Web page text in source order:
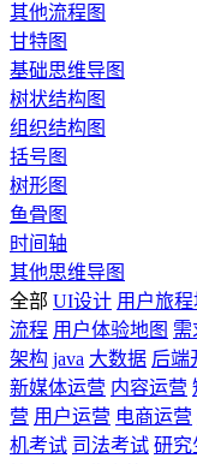
其他流程图
甘特图
基础思维导图
树状结构图
组织结构图
括号图
树形图
鱼骨图
时间轴
其他思维导图
全部 UI设计 用户旅程
流程 用户体验地图 需
架构 java 大数据 后端
新媒体运营 内容运营
营 用户运营 电商运营
机考试 司法考试 研究